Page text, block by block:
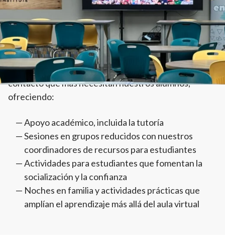
El Laboratorio de Aprendizaje del Instituto Heron
(The HILL) proporciona el apoyo presencial y el
contacto que más necesitan nuestros alumnos,
ofreciendo:
Apoyo académico, incluida la tutoría
Sesiones en grupos reducidos con nuestros
coordinadores de recursos para estudiantes
Actividades para estudiantes que fomentan la
socialización y la confianza
Noches en familia y actividades prácticas que
amplían el aprendizaje más allá del aula virtual